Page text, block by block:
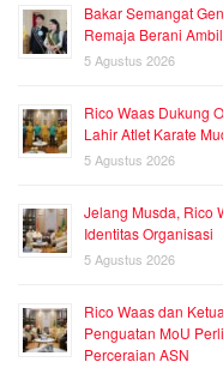
Bakar Semangat
Remaja Berani
5 Agustus 2026
Rico Waas Dukung
Lahir Atlet Karate
5 Agustus 2026
Jelang Musda, Rico
Identitas Organisasi
5 Agustus 2026
Rico Waas dan
Penguatan MoU
Perceraian ASN